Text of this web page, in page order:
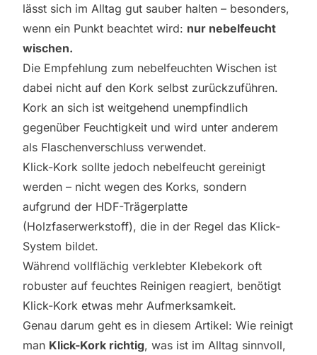
lässt sich im Alltag gut sauber halten – besonders,
wenn ein Punkt beachtet wird: nur nebelfeucht
wischen.
Die Empfehlung zum nebelfeuchten Wischen ist
dabei nicht auf den Kork selbst zurückzuführen.
Kork an sich ist weitgehend unempfindlich
gegenüber Feuchtigkeit und wird unter anderem
als Flaschenverschluss verwendet.
Klick-Kork sollte jedoch nebelfeucht gereinigt
werden – nicht wegen des Korks, sondern
aufgrund der HDF-Trägerplatte
(Holzfaserwerkstoff), die in der Regel das Klick-
System bildet.
Während vollflächig verklebter Klebekork oft
robuster auf feuchtes Reinigen reagiert, benötigt
Klick-Kork etwas mehr Aufmerksamkeit.
Genau darum geht es in diesem Artikel: Wie reinigt
man Klick-Kork richtig, was ist im Alltag sinnvoll,